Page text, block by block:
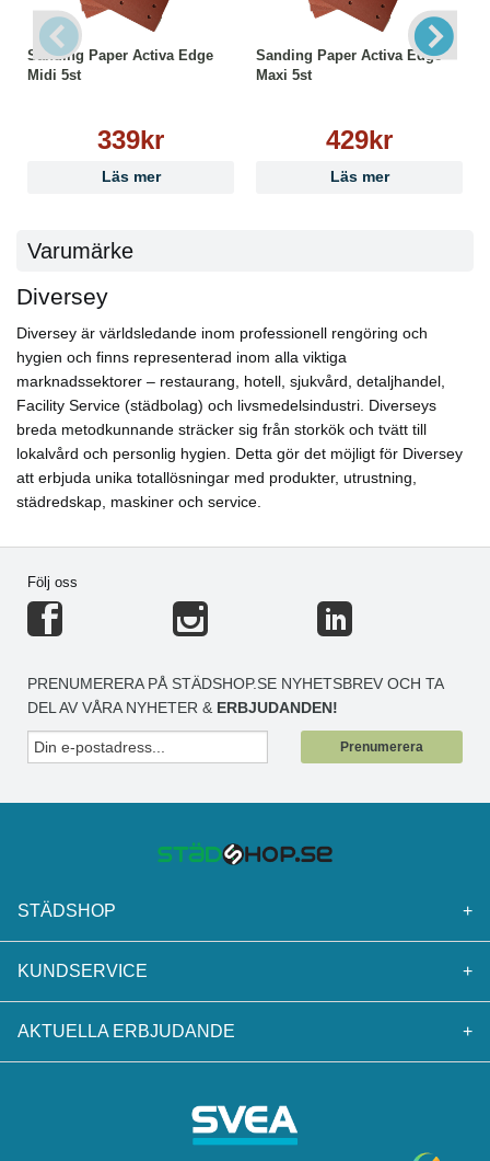
Sanding Paper Activa Edge
Midi 5st
339kr
Läs mer
Sanding Paper Activa Edge
Maxi 5st
429kr
Läs mer
Varumärke
Diversey
Diversey är världsledande inom professionell rengöring och
hygien och finns representerad inom alla viktiga
marknadssektorer – restaurang, hotell, sjukvård, detaljhandel,
Facility Service (städbolag) och livsmedelsindustri. Diverseys
breda metodkunnande sträcker sig från storkök och tvätt till
lokalvård och personlig hygien. Detta gör det möjligt för Diversey
att erbjuda unika totallösningar med produkter, utrustning,
städredskap, maskiner och service.
Följ oss
PRENUMERERA PÅ STÄDSHOP.SE NYHETSBREV OCH TA
DEL AV VÅRA NYHETER & ERBJUDANDEN!
Prenumerera
STÄDSHOP +
KUNDSERVICE +
AKTUELLA ERBJUDANDE +